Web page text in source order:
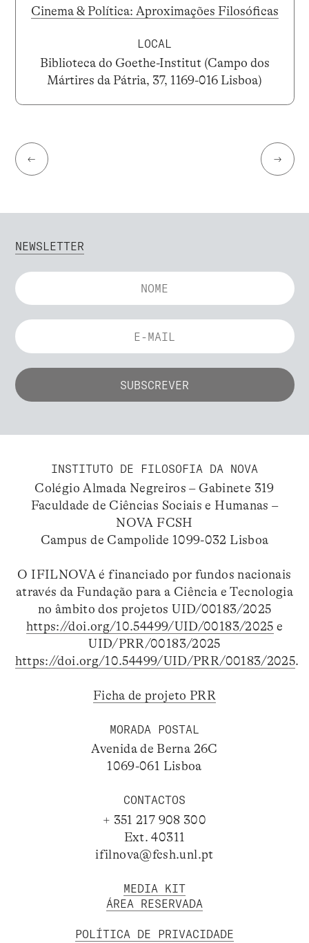
Cinema & Política: Aproximações Filosóficas
LOCAL
Biblioteca do Goethe-Institut (Campo dos
Mártires da Pátria, 37, 1169-016 Lisboa)
← →
NEWSLETTER
INSTITUTO DE FILOSOFIA DA NOVA
Colégio Almada Negreiros – Gabinete 319
Faculdade de Ciências Sociais e Humanas –
NOVA FCSH
Campus de Campolide 1099-032 Lisboa
O IFILNOVA é financiado por fundos nacionais
através da Fundação para a Ciência e Tecnologia
no âmbito dos projetos UID/00183/2025
https://doi.org/10.54499/UID/00183/2025 e
UID/PRR/00183/2025
https://doi.org/10.54499/UID/PRR/00183/2025.
Ficha de projeto PRR
MORADA POSTAL
Avenida de Berna 26C
1069-061 Lisboa
CONTACTOS
+ 351 217 908 300
Ext. 40311
ifilnova@fcsh.unl.pt
MEDIA KIT
ÁREA RESERVADA
POLÍTICA DE PRIVACIDADE